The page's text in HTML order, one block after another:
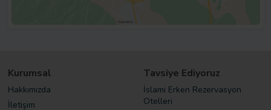
Kurumsal
Hakkımızda
İletişim
Tavsiye Ediyoruz
İslami Erken Rezervasyon
Otelleri